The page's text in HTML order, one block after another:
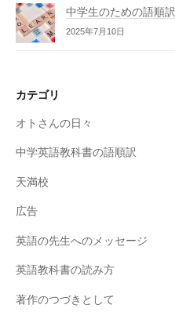
中学生のための語順訳
2025年7月10日
カテゴリ
オトさんの日々
中学英語教科書の語順訳
天満校
広告
英語の先生へのメッセージ
英語教科書の読み方
著作のつづきとして